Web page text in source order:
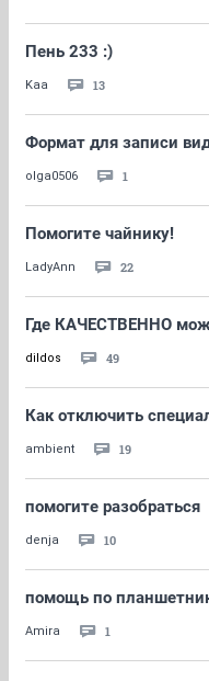
Пень 233 :)
Kaa 13
Формат для записи
olga0506 1
Помогите чайнику!
LadyAnn 22
Где КАЧЕСТВЕННО
dildos 49
Как отключить
аmbient 19
помогите разобраться
denja 10
помощь по
Amira 1